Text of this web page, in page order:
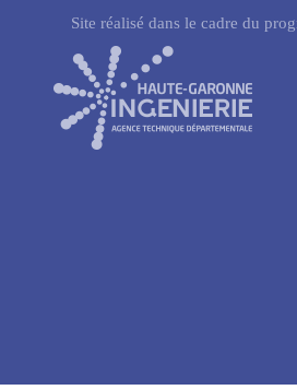
Site réalisé dans le cadre du